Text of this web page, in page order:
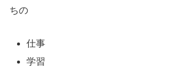
ちの
仕事
学習